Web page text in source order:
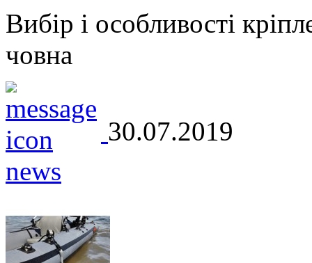
Вибір і особливості
човна
30.07.2019